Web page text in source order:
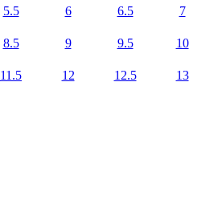
5.5 6 6.5 7
8.5 9 9.5 10
11.5 12 12.5 13